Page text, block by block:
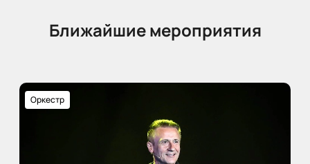
Ближайшие мероприятия
Оркестр